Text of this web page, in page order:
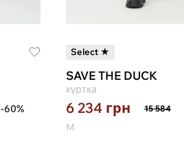
-60%
Select ★
SAVE THE DUCK
куртка
6 234 грн 15 584
M